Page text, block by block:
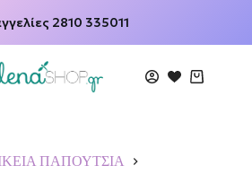
2810 335011
ΠΑΠΟΥΤΣΙΑ